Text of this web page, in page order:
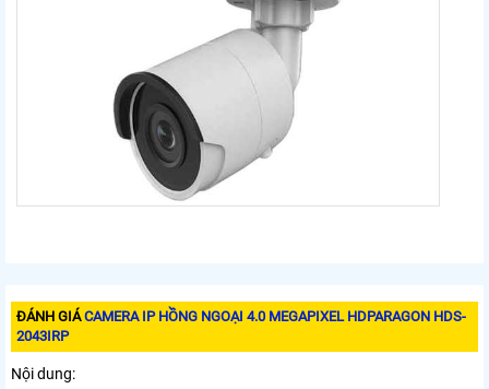
ĐÁNH GIÁCAMERA IP HỒNG NGOẠI 4.0 MEGAPIXEL HDPARAGON HDS-
2043IRP
Nội dung: